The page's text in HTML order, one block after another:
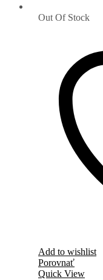
Out Of Stock
Add to wishlist
Porovnať
Quick View